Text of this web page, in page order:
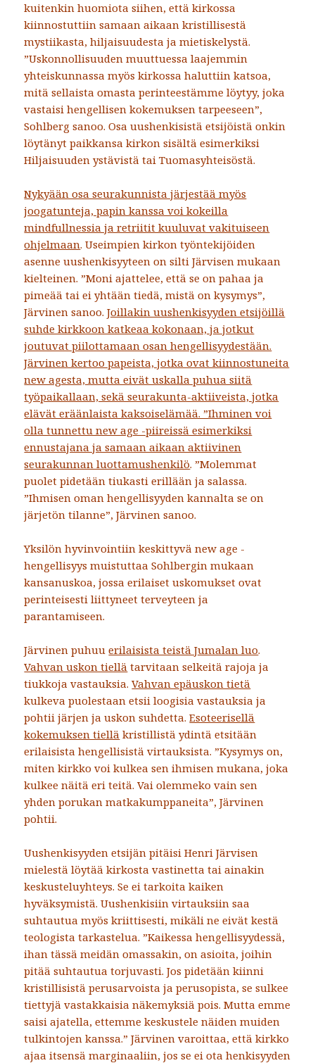
kuitenkin huomiota siihen, että kirkossa
kiinnostuttiin samaan aikaan kristillisestä
mystiikasta, hiljaisuudesta ja mietiskelystä.
”Uskonnollisuuden muuttuessa laajemmin
yhteiskunnassa myös kirkossa haluttiin katsoa,
mitä sellaista omasta perinteestämme löytyy, joka
vastaisi hengellisen kokemuksen tarpeeseen”,
Sohlberg sanoo. Osa uushenkisistä etsijöistä onkin
löytänyt paikkansa kirkon sisältä esimerkiksi
Hiljaisuuden ystävistä tai Tuomasyhteisöstä.
Nykyään osa seurakunnista järjestää myös
joogatunteja, papin kanssa voi kokeilla
mindfullnessia ja retriitit kuuluvat vakituiseen
ohjelmaan. Useimpien kirkon työntekijöiden
asenne uushenkisyyteen on silti Järvisen mukaan
kielteinen. ”Moni ajattelee, että se on pahaa ja
pimeää tai ei yhtään tiedä, mistä on kysymys”,
Järvinen sanoo.Joillakin uushenkisyyden etsijöillä
suhde kirkkoon katkeaa kokonaan, ja jotkut
joutuvat piilottamaan osan hengellisyydestään.
Järvinen kertoo papeista, jotka ovat kiinnostuneita
new agesta, mutta eivät uskalla puhua siitä
työpaikallaan, sekä seurakunta-aktiiveista, jotka
elävät eräänlaista kaksoiselämää. ”Ihminen voi
olla tunnettu new age -piireissä esimerkiksi
ennustajana ja samaan aikaan aktiivinen
seurakunnan luottamushenkilö. ”Molemmat
puolet pidetään tiukasti erillään ja salassa.
”Ihmisen oman hengellisyyden kannalta se on
järjetön tilanne”, Järvinen sanoo.
Yksilön hyvinvointiin keskittyvä new age -
hengellisyys muistuttaa Sohlbergin mukaan
kansanuskoa, jossa erilaiset uskomukset ovat
perinteisesti liittyneet terveyteen ja
parantamiseen.
Järvinen puhuuerilaisista teistä Jumalan luo.
Vahvan uskon tiellä tarvitaan selkeitä rajoja ja
tiukkoja vastauksia.Vahvan epäuskon tietä
kulkeva puolestaan etsii loogisia vastauksia ja
pohtii järjen ja uskon suhdetta.Esoteerisellä
kokemuksen tiellä kristillistä ydintä etsitään
erilaisista hengellisistä virtauksista. ”Kysymys on,
miten kirkko voi kulkea sen ihmisen mukana, joka
kulkee näitä eri teitä. Vai olemmeko vain sen
yhden porukan matkakumppaneita”, Järvinen
pohtii.
Uushenkisyyden etsijän pitäisi Henri Järvisen
mielestä löytää kirkosta vastinetta tai ainakin
keskusteluyhteys. Se ei tarkoita kaiken
hyväksymistä. Uushenkisiin virtauksiin saa
suhtautua myös kriittisesti, mikäli ne eivät kestä
teologista tarkastelua. ”Kaikessa hengellisyydessä,
ihan tässä meidän omassakin, on asioita, joihin
pitää suhtautua torjuvasti. Jos pidetään kiinni
kristillisistä perusarvoista ja perusopista, se sulkee
tiettyjä vastakkaisia näkemyksiä pois. Mutta emme
saisi ajatella, ettemme keskustele näiden muiden
tulkintojen kanssa.” Järvinen varoittaa, että kirkko
ajaa itsensä marginaaliin, jos se ei ota henkisyyden